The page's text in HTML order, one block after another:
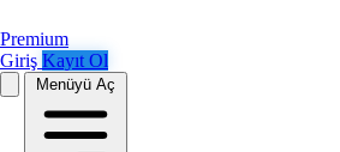
Premium
Giriş Kayıt Ol
Menüyü Aç